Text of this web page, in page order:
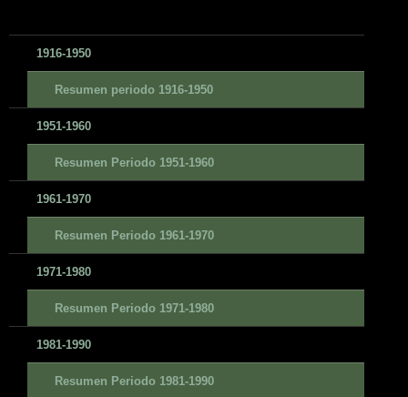
1916-1950
Resumen periodo 1916-1950
1951-1960
Resumen Periodo 1951-1960
1961-1970
Resumen Periodo 1961-1970
1971-1980
Resumen Periodo 1971-1980
1981-1990
Resumen Periodo 1981-1990